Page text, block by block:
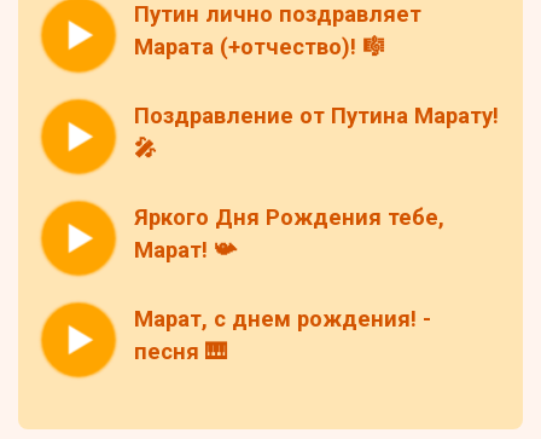
Путин лично поздравляет
Марата (+отчество)! 🎼
Поздравление от Путина Марату!
🎤
Яркого Дня Рождения тебе,
Марат! 📯
Марат, с днем рождения! -
песня 🎹